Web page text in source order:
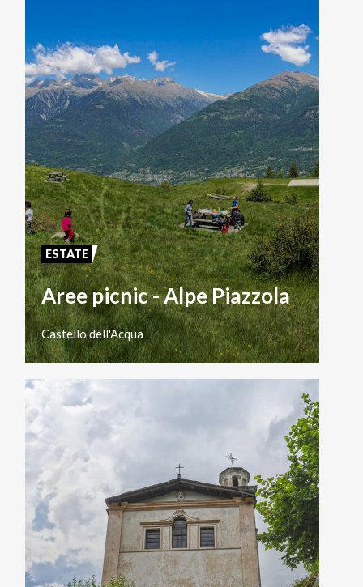
Aree picnic - Alpe Piazzola
Castellodell'Acqua
ESTATE